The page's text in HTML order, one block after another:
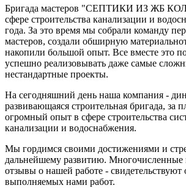
Бригада мастеров "СЕПТИКИ ИЗ ЖБ
сфере строительства канализации и
года. За это время мы собрали команду
мастеров, создали обширную
накопили большой опыт. Все вместе это
успешно реализовывать даже самые
нестандартные проекты.
На сегодняшний день наша компания -
развивающаяся строительная бригада, за
огромный опыт в сфере строительства
канализации и водоснабжения.
Мы гордимся своими достижениями и
дальнейшему развитию. Многочисленные
отзывы о нашей работе - свидетельствуют
выполняемых нами работ.